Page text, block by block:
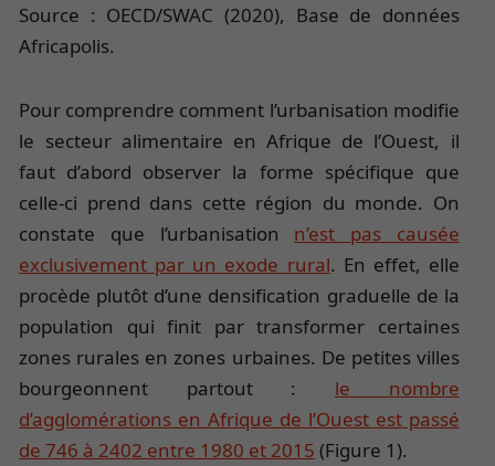
Source : OECD/SWAC (2020), Base de données
Africapolis.
Pour comprendre comment l’urbanisation modifie
le secteur alimentaire en Afrique de l’Ouest, il
faut d’abord observer la forme spécifique que
celle-ci prend dans cette région du monde. On
constate que l’urbanisation n’est pas causée
exclusivement par un exode rural. En effet, elle
procède plutôt d’une densification graduelle de la
population qui finit par transformer certaines
zones rurales en zones urbaines. De petites villes
bourgeonnent partout : le nombre
d’agglomérations en Afrique de l’Ouest est passé
de 746 à 2402 entre 1980 et 2015 (Figure 1).